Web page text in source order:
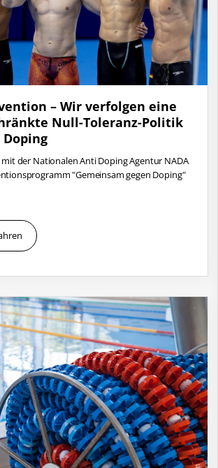
– Wir verfolgen eine
Null-Toleranz-Politik
der Nationalen Anti Doping Agentur NADA
"Gemeinsam gegen Doping"